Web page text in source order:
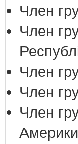
Член
Член
Член
Член
Член
Америки